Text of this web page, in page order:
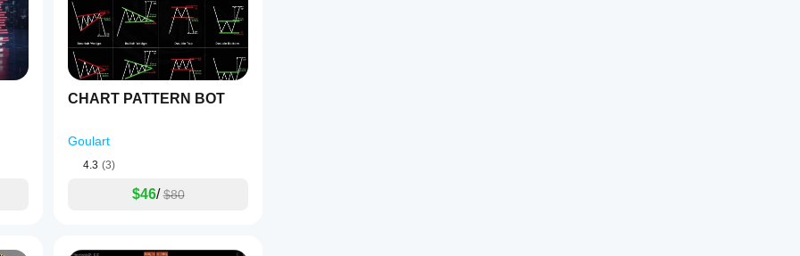
na wykresie:
CHART PATTERN BOT
Goulart
4.3 (3)
$46/ $80